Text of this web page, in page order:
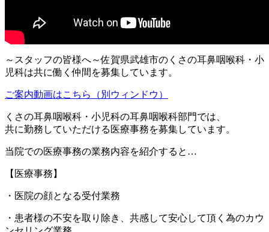
～スタッフの皆様へ～佐賀県武雄市のくさの耳鼻咽喉科・小
児科は共に働く仲間を募集しています。
ご案内動画はこちら（別ウィンドウ）
くさの耳鼻咽喉科・小児科の耳鼻咽喉科部門では、
共に勤務していただける医療事務を募集しています。
当院での医療事務の業務内容を紹介すると…
【医療事務】
・医院の顔となる受付業務
・患者様の不安を取り除き、共感して安心して頂く為のカウ